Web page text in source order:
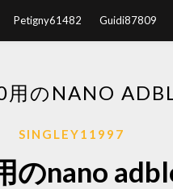
Petigny61482 Guidi87809
のNANO
SINGLEY11997
のnano